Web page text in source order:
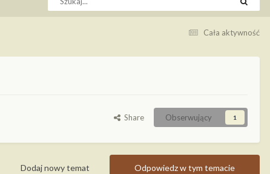
Cała aktywność
Share Obserwujący 1
Odpowiedz w tym temacie
Dodaj nowy temat